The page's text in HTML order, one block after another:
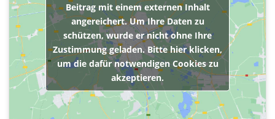
Beitrag mit einem externen Inhalt
angereichert. Um Ihre Daten zu
schützen, wurde er nicht ohne Ihre
Zustimmung geladen. Bitte hier klicken,
um die dafür notwendigen Cookies zu
akzeptieren.